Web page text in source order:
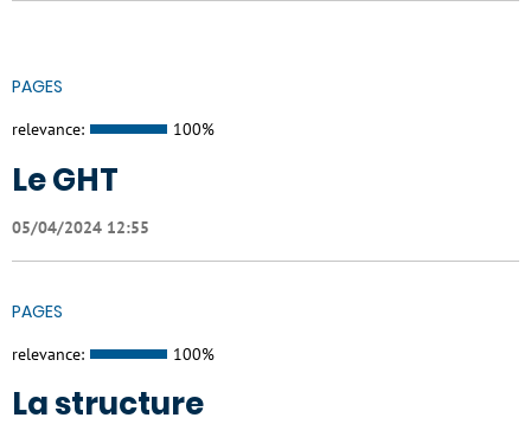
PAGES
relevance: 100%
Le GHT
05/04/2024 12:55
PAGES
relevance: 100%
La structure